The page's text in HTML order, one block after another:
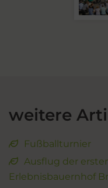
weitere
Fußballturnier
Ausflug der
Erlebnisbauernhof